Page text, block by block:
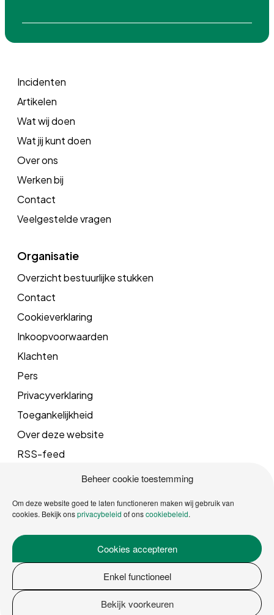
Beheer cookie toestemming
Om deze website goed te laten functioneren maken wij gebruik van
cookies. Bekijk onsprivacybeleid of onscookiebeleid.
Cookies accepteren
Enkel functioneel
Bekijk voorkeuren
Incidenten
Artikelen
Wat wij doen
Wat jij kunt doen
Over ons
Werken bij
Contact
Veelgestelde vragen
Organisatie
Overzicht bestuurlijke stukken
Contact
Cookieverklaring
Inkoopvoorwaarden
Klachten
Pers
Privacyverklaring
Toegankelijkheid
Over deze website
RSS-feed
Mail
Telefoonnummer